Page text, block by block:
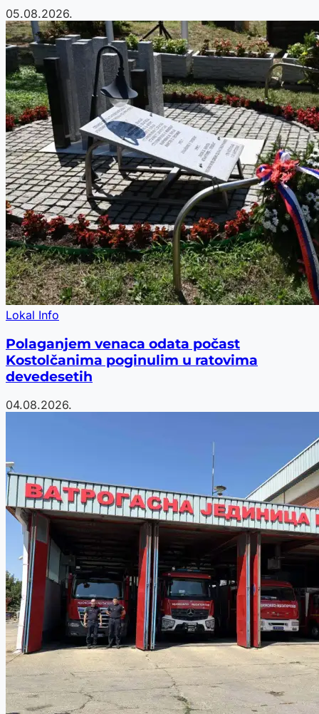
05.08.2026.
Lokal Info
Polaganjem venaca odata počast
Kostolčanima poginulim u ratovima
devedesetih
04.08.2026.